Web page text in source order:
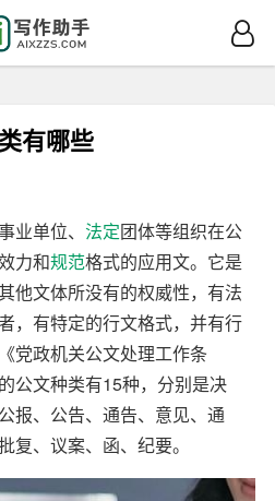
有哪些
业单位、 法定团体等组织在公
力和规范格式的应用文。它是
他文体所没有的权威性，有法
，有特定的行文格式，并有行
党政机关公文处理工作条
公文种类有15种，分别是决
报、公告、通告、意见、通
复、议案、函、纪要。